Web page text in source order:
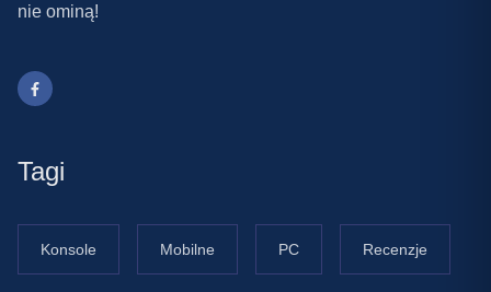
nie ominą!
Tagi
Konsole Mobilne PC Recenzje